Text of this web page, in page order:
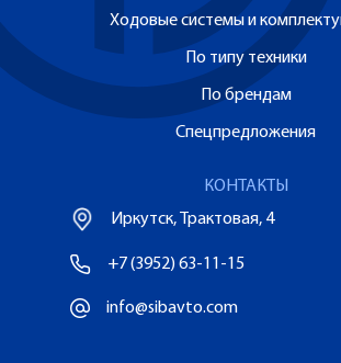
Ходовые системы и
По типу техники
По брендам
Спецпредложения
КОНТАКТЫ
Иркутск, Трактовая, 4
+7 (3952) 63-11-15
info@sibavto.com